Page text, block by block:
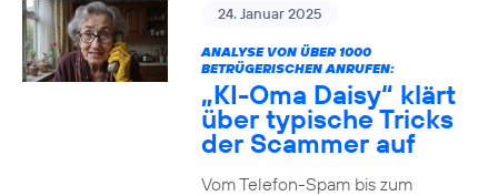
24. Januar 2025
ANALYSE VON ÜBER 1000
BETRÜGERISCHEN ANRUFEN:
„KI-Oma Daisy“ klärt
über typische Tricks
der Scammer auf
Vom Telefon-Spam bis zum